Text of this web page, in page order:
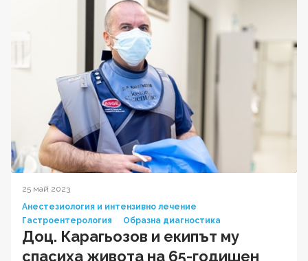
25 май 2023
Анестезиология и интензивно лечение
Гастроентерология
Образна диагностика
Доц. Карагьозов и екипът му
спасиха живота на 65-годишен